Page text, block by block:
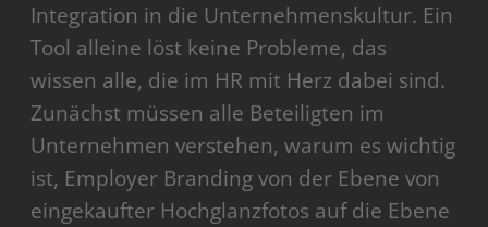
Integration in die Unternehmenskultur. Ein
Tool alleine löst keine Probleme, das
wissen alle, die im HR mit Herz dabei sind.
Zunächst müssen alle Beteiligten im
Unternehmen verstehen, warum es wichtig
ist, Employer Branding von der Ebene von
eingekaufter Hochglanzfotos auf die Ebene